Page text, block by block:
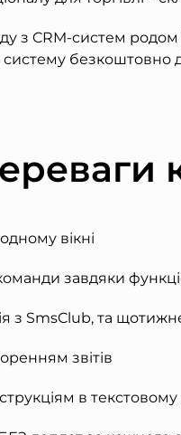
з CRM-систем
безкоштовно
вікні
завдяки
з SmsClub, та
звітів
в